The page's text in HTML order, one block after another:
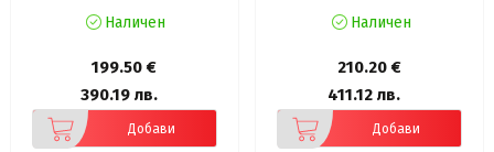
Наличен
199.50 €
390.19 лв.
Добави
Наличен
210.20 €
411.12 лв.
Добави